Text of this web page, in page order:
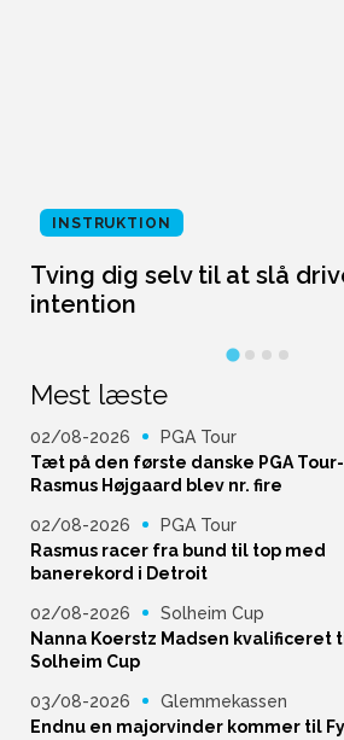
INSTRUKTION
Tving dig selv til at slå
intention
Mest læste
02/08-2026
PGA Tour
Tæt på den første danske PGA
Rasmus Højgaard blev nr. fire
02/08-2026
PGA Tour
Rasmus racer fra bund til top med
banerekord i Detroit
02/08-2026
Solheim Cup
Nanna Koerstz Madsen kvalificeret
Solheim Cup
03/08-2026
Glemmekassen
Endnu en majorvinder kommer til